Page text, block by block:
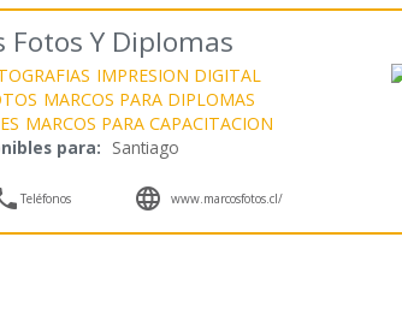
Fotos Y Diplomas
IMPRESION DIGITAL
MARCOS PARA DIPLOMAS
MARCOS PARA CAPACITACION
para: Santiago
Teléfonos  www.marcosfotos.cl/